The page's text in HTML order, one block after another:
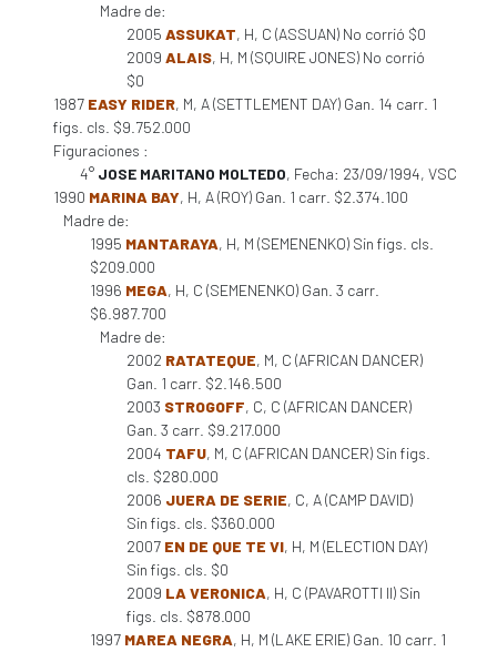
Madre de:
2005 ASSUKAT, H, C (ASSUAN) No corrió $0
2009 ALAIS, H, M (SQUIRE JONES) No corrió
$0
1987 EASY RIDER, M, A (SETTLEMENT DAY) Gan. 14 carr. 1
figs. cls. $9.752.000
Figuraciones :
4° JOSE MARITANO MOLTEDO, Fecha: 23/09/1994, VSC
1990 MARINA BAY, H, A (ROY) Gan. 1 carr. $2.374.100
Madre de:
1995 MANTARAYA, H, M (SEMENENKO) Sin figs. cls.
$209.000
1996 MEGA, H, C (SEMENENKO) Gan. 3 carr.
$6.987.700
Madre de:
2002 RATATEQUE, M, C (AFRICAN DANCER)
Gan. 1 carr. $2.146.500
2003 STROGOFF, C, C (AFRICAN DANCER)
Gan. 3 carr. $9.217.000
2004 TAFU, M, C (AFRICAN DANCER) Sin figs.
cls. $280.000
2006 JUERA DE SERIE, C, A (CAMP DAVID)
Sin figs. cls. $360.000
2007 EN DE QUE TE VI, H, M (ELECTION DAY)
Sin figs. cls. $0
2009 LA VERONICA, H, C (PAVAROTTI II) Sin
figs. cls. $878.000
1997 MAREA NEGRA, H, M (LAKE ERIE) Gan. 10 carr. 1